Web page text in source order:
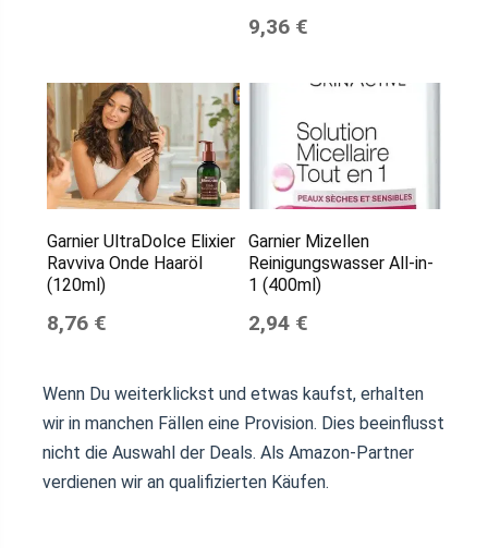
9,36 €
Garnier UltraDolce Elixier
Ravviva Onde Haaröl
(120ml)
8,76 €
Garnier Mizellen
Reinigungswasser All-in-
1 (400ml)
2,94 €
Wenn Du weiterklickst und etwas kaufst, erhalten
wir in manchen Fällen eine Provision. Dies beeinflusst
nicht die Auswahl der Deals. Als Amazon-Partner
verdienen wir an qualifizierten Käufen.